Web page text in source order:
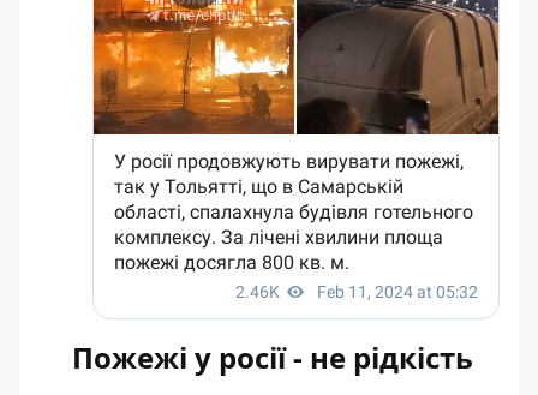
Пожежі у росії - не рідкість